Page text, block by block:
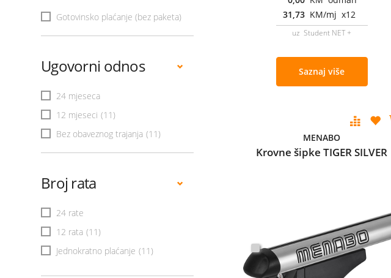
Gotovinsko plaćanje (bez paketa)
Ugovorni odnos
24 mjeseca
12 mjeseci (11)
Bez obaveznog trajanja (11)
Broj rata
24 rate
12 rata (11)
Jednokratno plaćanje (11)
31,73 KM/mj x12
uz Student NET +
Saznaj više
MENABO
Krovne šipke TIGER SILVER